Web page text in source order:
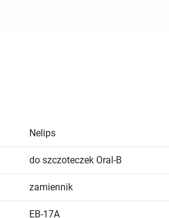
Nelips
do szczoteczek Oral-B
zamiennik
EB-17A